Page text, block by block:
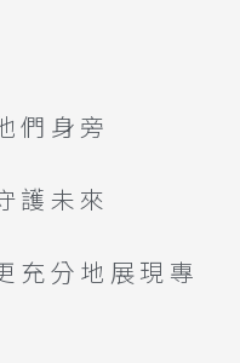
們身旁
護未來
充分地展現專